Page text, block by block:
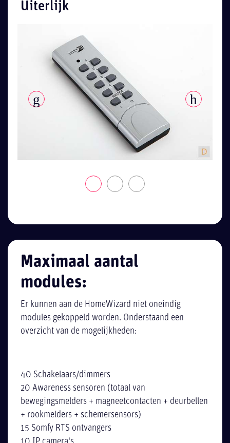
Uiterlijk
Maximaal aantal
modules:
Er kunnen aan de HomeWizard niet oneindig
modules gekoppeld worden. Onderstaand een
overzicht van de mogelijkheden:
40 Schakelaars/dimmers
20 Awareness sensoren (totaal van
bewegingsmelders + magneetcontacten + deurbellen
+ rookmelders + schemersensors)
15 Somfy RTS ontvangers